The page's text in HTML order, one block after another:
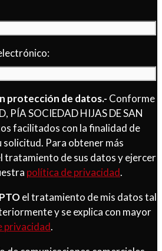
protección de datos.- Conforme
PÍA SOCIEDAD HIJAS DE SAN
facilitados con la finalidad de
Para obtener más
tratamiento de sus datos y ejercer
política de privacidad.
el tratamiento de mis datos tal
y se explica con mayor
privacidad.